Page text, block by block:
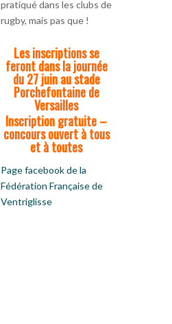
pratiqué dans les clubs de
rugby, mais pas que !
Les inscriptions se
feront dans la journée
du 27 juin au stade
Porchefontaine de
Versailles
Inscription gratuite –
concours ouvert à tous
et à toutes
Page facebook de la
Fédération Française de
Ventriglisse